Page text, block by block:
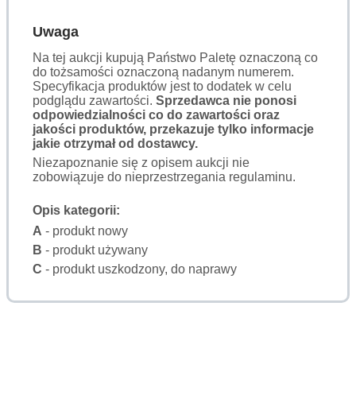
Uwaga
Na tej aukcji kupują Państwo Paletę oznaczoną co
do tożsamości oznaczoną nadanym numerem.
Specyfikacja produktów jest to dodatek w celu
podglądu zawartości. Sprzedawca nie ponosi
odpowiedzialności co do zawartości oraz
jakości produktów, przekazuje tylko informacje
jakie otrzymał od dostawcy.
Niezapoznanie się z opisem aukcji nie
zobowiązuje do nieprzestrzegania regulaminu.
Opis kategorii:
A - produkt nowy
B - produkt używany
C - produkt uszkodzony, do naprawy